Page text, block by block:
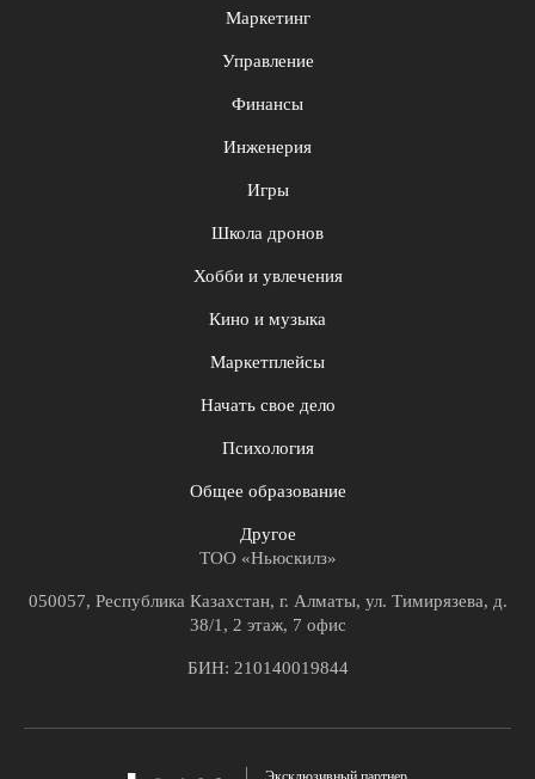
Маркетинг
Управление
Финансы
Инженерия
Игры
Школа дронов
Хобби и увлечения
Кино и музыка
Маркетплейсы
Начать свое дело
Психология
Общее образование
Другое
ТОО «Ньюскилз»
050057, Республика Казахстан, г. Алматы, ул. Тимирязева, д.
38/1, 2 этаж, 7 офис
БИН: 210140019844